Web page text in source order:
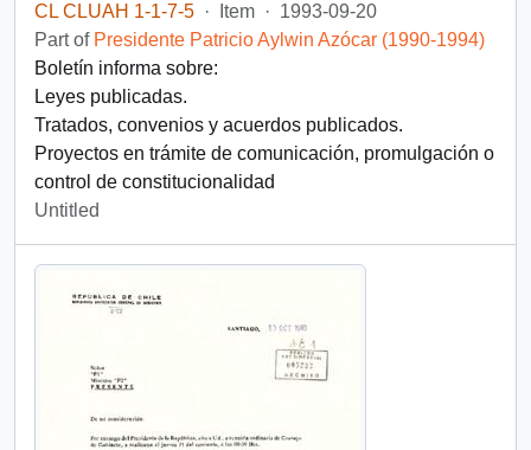
CL CLUAH 1-1-7-5 · Item · 1993-09-20
Part of Presidente Patricio Aylwin Azócar (1990-1994)
Boletín informa sobre:
Leyes publicadas.
Tratados, convenios y acuerdos publicados.
Proyectos en trámite de comunicación, promulgación o
control de constitucionalidad
Untitled